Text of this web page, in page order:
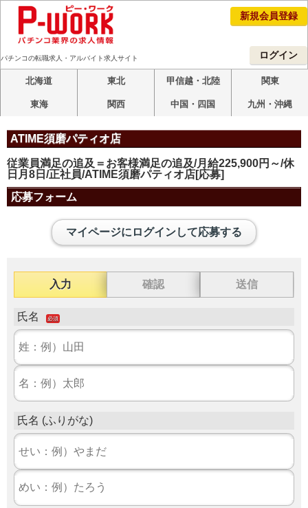
新規会員登録
ログイン
パチンコの転職求人・アルバイト求人サイト
北海道 東北 甲信越・北陸 関東
東海 関西 中国・四国 九州・沖縄
ATIME須磨パティオ店
従業員満足の追及＝お客様満足の追及/月給225,900円～/休
日月8日/正社員/ATIME須磨パティオ店[応募]
応募フォーム
マイページにログインして応募する
入力 確認 送信
氏名 必須
氏名 (ふりがな)